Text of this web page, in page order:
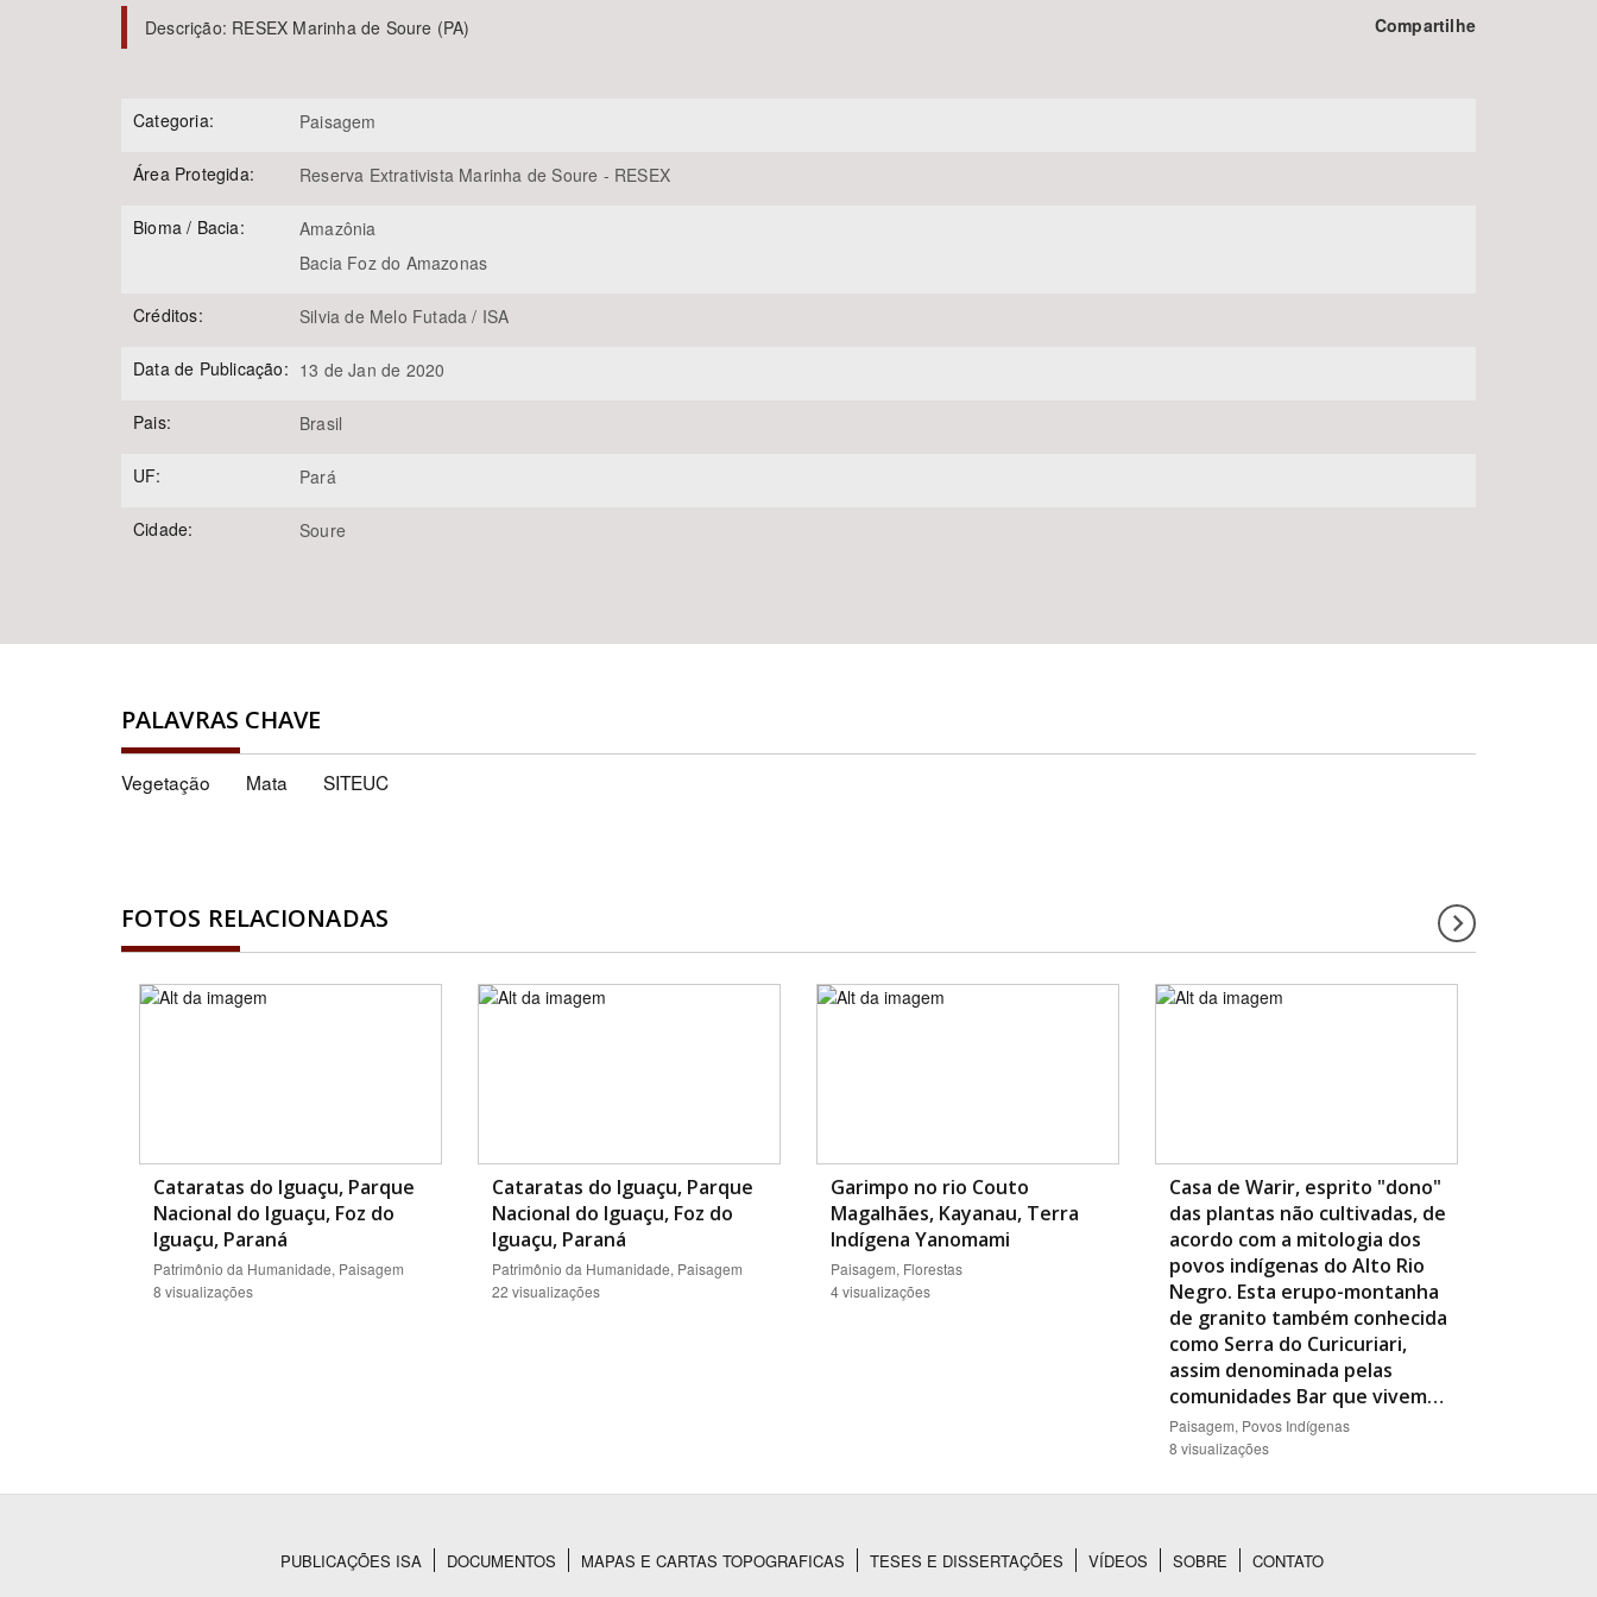
Área de Levantamento
Descrição: RESEX Marinha de Soure (PA) Compartilhe
Categoria: Paisagem
Área Protegida: Reserva Extrativista Marinha de Soure - RESEX
Bioma / Bacia:
Amazônia
Bacia Foz do Amazonas
Créditos: Silvia de Melo Futada / ISA
Data de Publicação: 13 de Jan de 2020
Pais: Brasil
UF: Pará
Cidade: Soure
PALAVRAS CHAVE
Vegetação Mata SITEUC
FOTOS RELACIONADAS
Cataratas do Iguaçu, Parque
Nacional do Iguaçu, Foz do
Iguaçu, Paraná
Patrimônio da Humanidade, Paisagem
8 visualizações
Cataratas do Iguaçu, Parque
Nacional do Iguaçu, Foz do
Iguaçu, Paraná
Patrimônio da Humanidade, Paisagem
22 visualizações
Garimpo no rio Couto
Magalhães, Kayanau, Terra
Indígena Yanomami
Paisagem, Florestas
4 visualizações
Casa de Warir, esprito "dono"
das plantas não cultivadas, de
acordo com a mitologia dos
povos indígenas do Alto Rio
Negro. Esta erupo-montanha
de granito também conhecida
como Serra do Curicuriari,
assim denominada pelas
comunidades Bar que vivem…
Paisagem, Povos Indígenas
8 visualizações
PUBLICAÇÕES ISA DOCUMENTOS MAPAS E CARTAS TOPOGRAFICAS TESES E DISSERTAÇÕES VÍDEOS SOBRE CONTATO